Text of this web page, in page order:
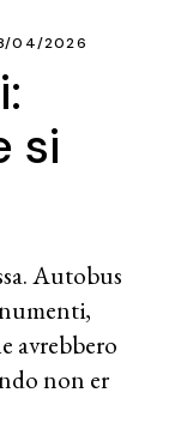
04/2026
si
Autobus
avrebbero
non er